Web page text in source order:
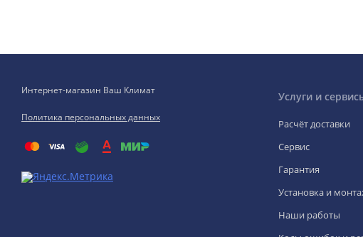
Интернет-магазин Ваш Климат
Политика персональных данных
Услуги и
Расчёт доставки
Сервис
Гарантия
Установка и
Наши работы